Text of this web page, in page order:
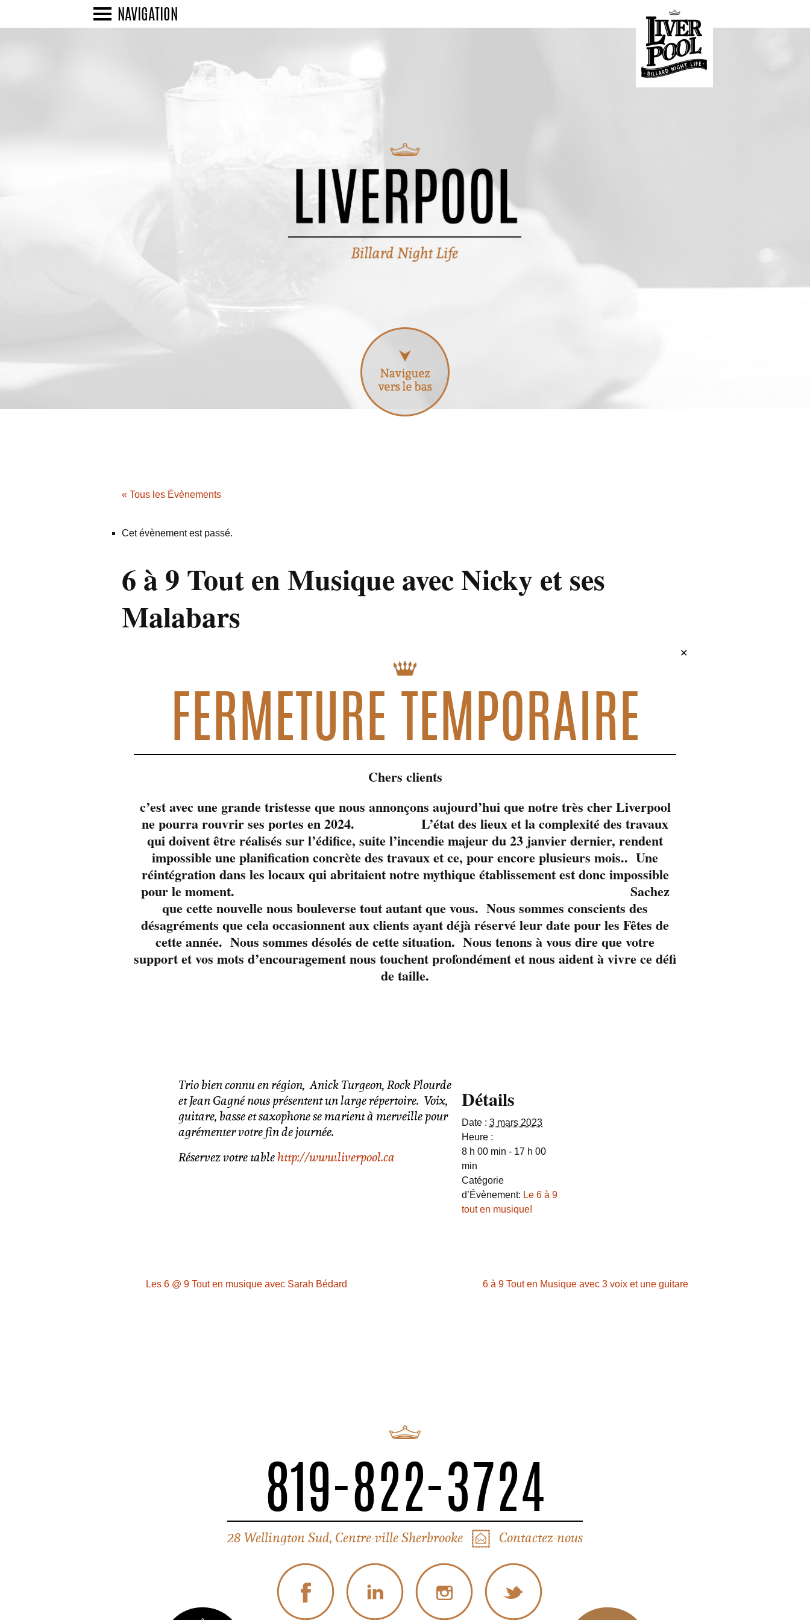
NAVIGATION
« Tous les Évènements
Cet évènement est passé.
6 à 9 Tout en Musique avec Nicky et ses
Malabars
Trio bien connu en région, Anick Turgeon, Rock Plourde
et Jean Gagné nous présentent un large répertoire. Voix,
guitare, basse et saxophone se marient à merveille pour
agrémenter votre fin de journée.
Réservez votre tablehttp://www.liverpool.ca
Détails
Date : 3 mars 2023
Heure :
8 h 00 min - 17 h 00
min
Catégorie
d’Évènement: Le 6 à 9
tout en musique!
Les 6 @ 9 Tout en musique avec Sarah Bédard 6 à 9 Tout en Musique avec 3 voix et une guitare
819-822-3724
28 Wellington Sud, Centre-ville Sherbrooke Contactez-nous
✕
FERMETURE TEMPORAIRE
Chers clients
c’est avec une grande tristesse que nous annonçons aujourd’hui que notre très cher Liverpool
ne pourra rouvrir ses portes en 2024. L’état des lieux et la complexité des travaux
qui doivent être réalisés sur l’édifice, suite l’incendie majeur du 23 janvier dernier, rendent
impossible une planification concrète des travaux et ce, pour encore plusieurs mois.. Une
réintégration dans les locaux qui abritaient notre mythique établissement est donc impossible
pour le moment. Sachez
que cette nouvelle nous bouleverse tout autant que vous. Nous sommes conscients des
désagréments que cela occasionnent aux clients ayant déjà réservé leur date pour les Fêtes de
cette année. Nous sommes désolés de cette situation. Nous tenons à vous dire que votre
support et vos mots d’encouragement nous touchent profondément et nous aident à vivre ce défi
de taille.